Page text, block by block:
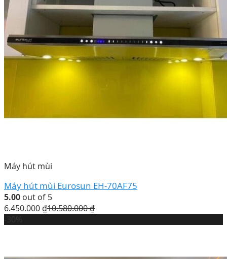
Máy hút mùi
Máy hút mùi Eurosun EH-70AF75
5.00 out of 5
6.450.000 ₫10.580.000₫